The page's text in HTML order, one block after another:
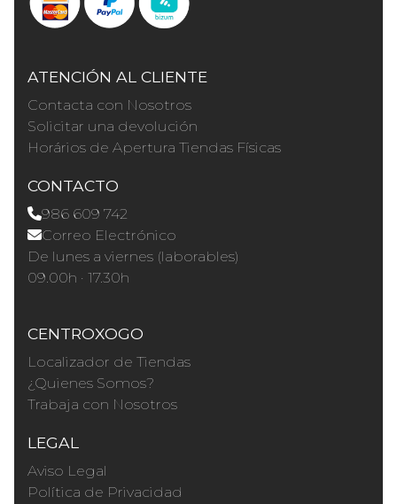
ATENCIÓN AL CLIENTE
Contacta con Nosotros
Solicitar una devolución
Horários de Apertura Tiendas Físicas
CONTACTO
986 609 742
Correo Electrónico
De lunes a viernes (laborables)
09.00h · 17.30h
CENTROXOGO
Localizador de Tiendas
¿Quienes Somos?
Trabaja con Nosotros
LEGAL
Aviso Legal
Política de Privacidad